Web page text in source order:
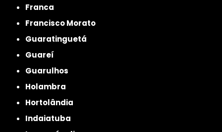
Franca
Francisco Morato
Guaratinguetá
Guareí
Guarulhos
Holambra
Hortolândia
Indaiatuba